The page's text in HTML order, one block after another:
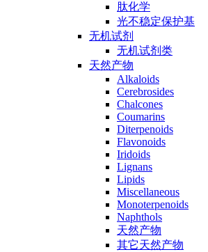
肽化学
光不稳定保护基
无机试剂
无机试剂类
天然产物
Alkaloids
Cerebrosides
Chalcones
Coumarins
Diterpenoids
Flavonoids
Iridoids
Lignans
Lipids
Miscellaneous
Monoterpenoids
Naphthols
天然产物
其它天然产物